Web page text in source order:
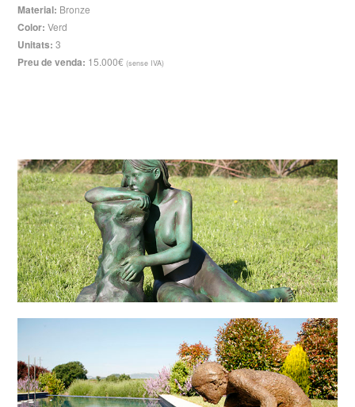
Material: Bronze
Color:Verd
Unitats:3
Preu de venda: 15.000€(sense IVA)